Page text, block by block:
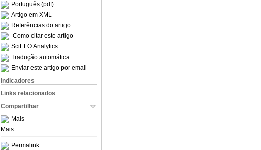
Português (pdf)
Artigo em XML
Referências do artigo
Como citar este artigo
SciELO Analytics
Tradução automática
Enviar este artigo por email
Indicadores
Links relacionados
Compartilhar
Mais
Mais
Permalink